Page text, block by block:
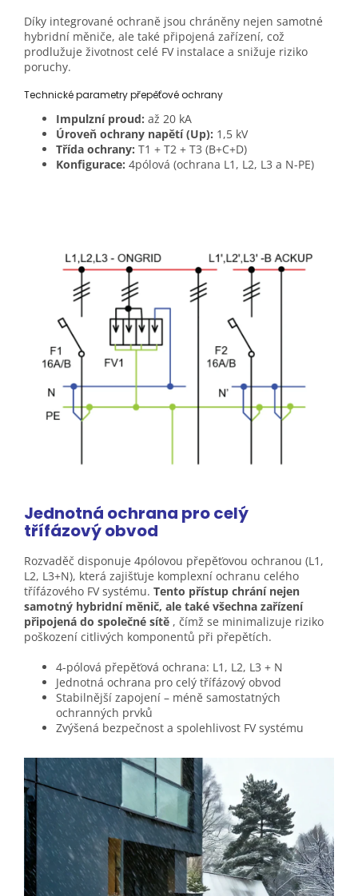
Díky integrované ochraně jsou chráněny nejen samotné
hybridní měniče, ale také připojená zařízení, což
prodlužuje životnost celé FV instalace a snižuje riziko
poruchy.
Technické parametry přepěťové ochrany
Impulzní proud: až 20 kA
Úroveň ochrany napětí (Up): 1,5 kV
Třída ochrany: T1 + T2 + T3 (B+C+D)
Konfigurace: 4pólová (ochrana L1, L2, L3 a N-PE)
Jednotná ochrana pro celý
třífázovýobvod
Rozvaděč disponuje 4pólovou přepěťovou ochranou (L1,
L2, L3+N), která zajišťuje komplexní ochranu celého
třífázového FV systému. Tento přístup chrání nejen
samotný hybridní měnič, ale také všechna zařízení
připojená do společné sítě , čímž se minimalizuje riziko
poškození citlivých komponentů při přepětích.
4-pólová přepěťová ochrana: L1, L2, L3 + N
Jednotná ochrana pro celý třífázový obvod
Stabilnější zapojení – méně samostatných
ochranných prvků
Zvýšená bezpečnost a spolehlivost FV systému